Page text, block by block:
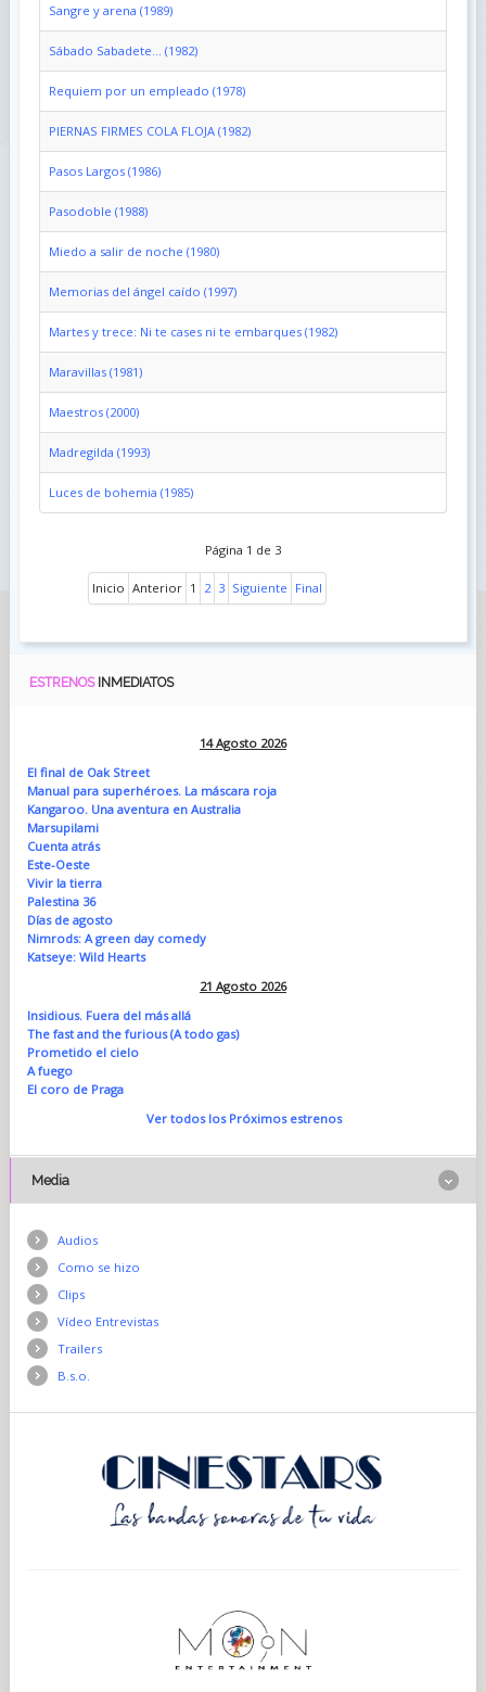
Sangre y arena (1989)
Sábado Sabadete... (1982)
Requiem por un empleado (1978)
PIERNAS FIRMES COLA FLOJA (1982)
Pasos Largos (1986)
Pasodoble (1988)
Miedo a salir de noche (1980)
Memorias del ángel caído (1997)
Martes y trece: Ni te cases ni te embarques (1982)
Maravillas (1981)
Maestros (2000)
Madregilda (1993)
Luces de bohemia (1985)
Página 1 de 3
Inicio Anterior 1 2 3 Siguiente Final
ESTRENOS INMEDIATOS
14 Agosto 2026
El final de Oak Street
Manual para superhéroes. La máscara roja
Kangaroo. Una aventura en Australia
Marsupilami
Cuenta atrás
Este-Oeste
Vivir la tierra
Palestina 36
Días de agosto
Nimrods: A green day comedy
Katseye: Wild Hearts
21 Agosto 2026
Insidious. Fuera del más allá
The fast and the furious (A todo gas)
Prometido el cielo
A fuego
El coro de Praga
Ver todos los Próximos estrenos
Media
Audios
Como se hizo
Clips
Vídeo Entrevistas
Trailers
B.s.o.